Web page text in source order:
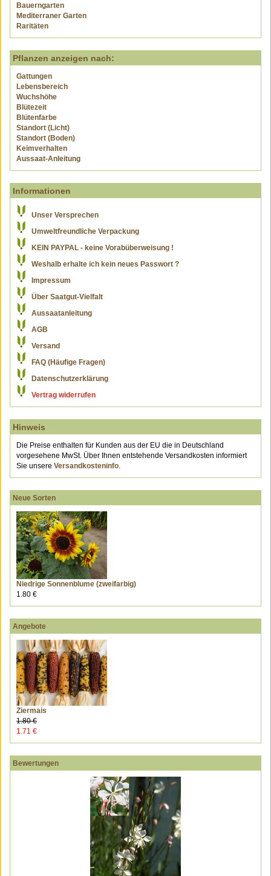
Bauerngarten
Mediterraner Garten
Raritäten
Pflanzen anzeigen nach:
Gattungen
Lebensbereich
Wuchshöhe
Blütezeit
Blütenfarbe
Standort (Licht)
Standort (Boden)
Keimverhalten
Aussaat-Anleitung
Informationen
Unser Versprechen
Umweltfreundliche Verpackung
KEIN PAYPAL - keine Vorabüberweisung !
Weshalb erhalte ich kein neues Passwort ?
Impressum
Über Saatgut-Vielfalt
Aussaatanleitung
AGB
Versand
FAQ (Häufige Fragen)
Datenschutzerklärung
Vertrag widerrufen
Hinweis
Die Preise enthalten für Kunden aus der EU die in Deutschland
vorgesehene MwSt. Über Ihnen entstehende Versandkosten informiert
Sie unsere Versandkosteninfo.
Neue Sorten
Niedrige Sonnenblume (zweifarbig)
1.80 €
Angebote
Ziermais
1.80 €
1.71 €
Bewertungen